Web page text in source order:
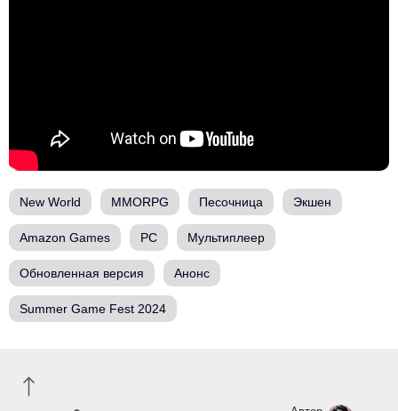
New World MMORPG Песочница Экшен
Amazon Games PC Мультиплеер
Обновленная версия Анонс
Summer Game Fest 2024